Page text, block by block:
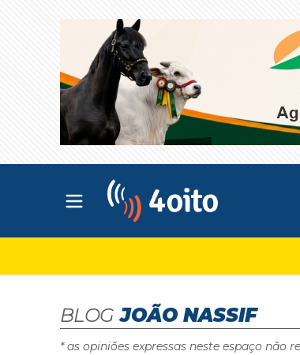
Abrir menu principal
BLOG JOÃO NASSIF
* as opiniões expressas neste espaço não